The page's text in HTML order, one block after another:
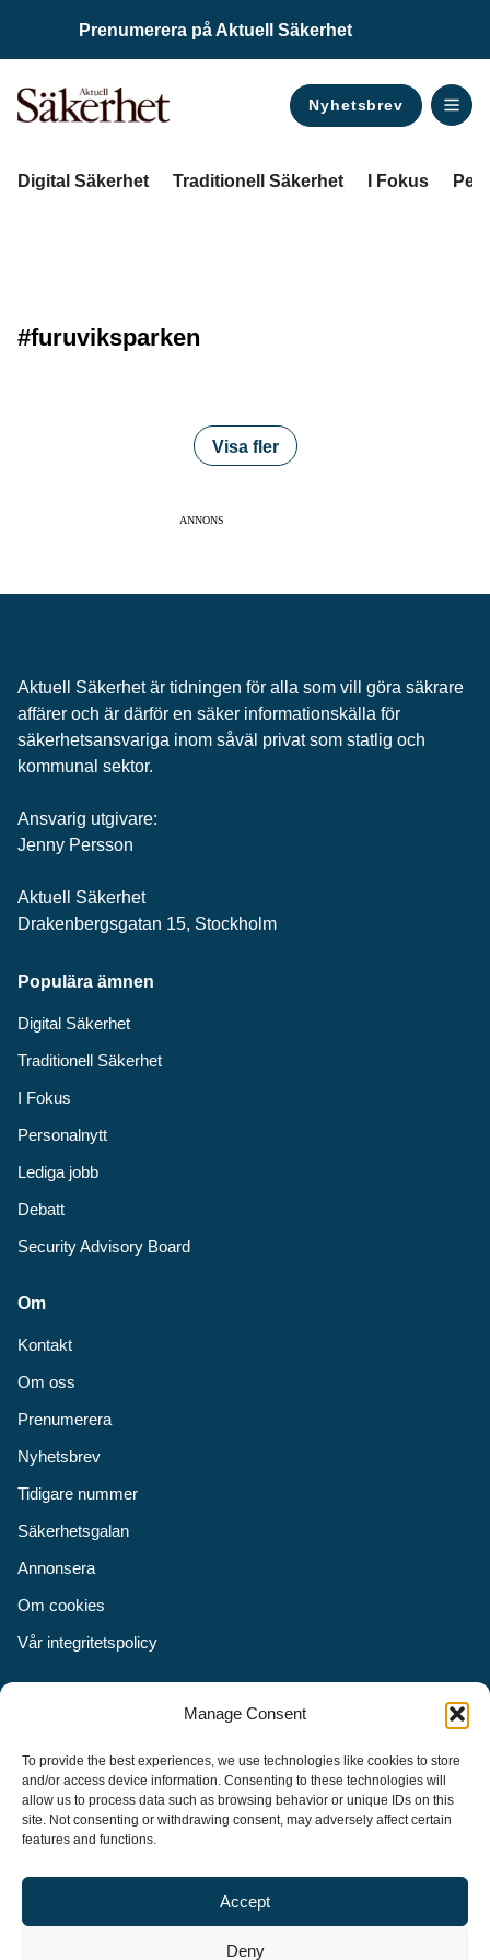
Manage Consent
To provide the best experiences, we use technologies like cookies to store
and/or access device information. Consenting to these technologies will
allow us to process data such as browsing behavior or unique IDs on this
site. Not consenting or withdrawing consent, may adversely affect certain
features and functions.
Accept
Deny
Prenumerera på Aktuell Säkerhet
Nyhetsbrev
Digital Säkerhet Traditionell Säkerhet I Fokus
#furuviksparken
Visa fler
ANNONS
Aktuell Säkerhet är tidningen för alla som vill göra säkrare
affärer och är därför en säker informationskälla för
säkerhets­ansvariga inom såväl privat som statlig och
kommunal sektor.
Ansvarig utgivare:
Jenny Persson
Aktuell Säkerhet
Drakenbergsgatan 15, Stockholm
Populära ämnen
Digital Säkerhet
Traditionell Säkerhet
I Fokus
Personalnytt
Lediga jobb
Debatt
Security Advisory Board
Om
Kontakt
Om oss
Prenumerera
Nyhetsbrev
Tidigare nummer
Säkerhetsgalan
Annonsera
Om cookies
Vår integritetspolicy
Instagram
LinkedIn
Säkerhet år 2003 för att stimulera, utveckla och informera om